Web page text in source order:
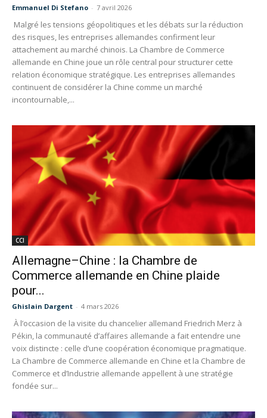
Emmanuel Di Stefano - 7 avril 2026
Malgré les tensions géopolitiques et les débats sur la réduction
des risques, les entreprises allemandes confirment leur
attachement au marché chinois. La Chambre de Commerce
allemande en Chine joue un rôle central pour structurer cette
relation économique stratégique. Les entreprises allemandes
continuent de considérer la Chine comme un marché
incontournable,...
CCI
Allemagne–Chine : la Chambre de
Commerce allemande en Chine plaide
pour...
Ghislain Dargent - 4 mars 2026
À l’occasion de la visite du chancelier allemand Friedrich Merz à
Pékin, la communauté d’affaires allemande a fait entendre une
voix distincte : celle d’une coopération économique pragmatique.
La Chambre de Commerce allemande en Chine et la Chambre de
Commerce et d’Industrie allemande appellent à une stratégie
fondée sur...